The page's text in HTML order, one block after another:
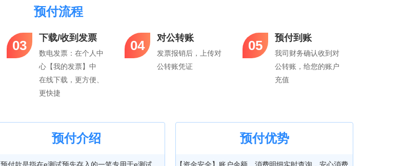
预付流程
03 下载/收到发票
数电发票：在个人中
心【我的发票】中
在线下载，更方便、
更快捷
04 对公转账
发票报销后，上传对
公转账凭证
05 预付到账
我司财务确认收到对
公转账，给您的账户
充值
预付介绍 预付优势